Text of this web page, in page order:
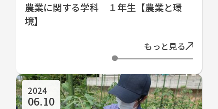
農業に関する学科 １年生【農業と環
境】
もっと見る
2024
06.10